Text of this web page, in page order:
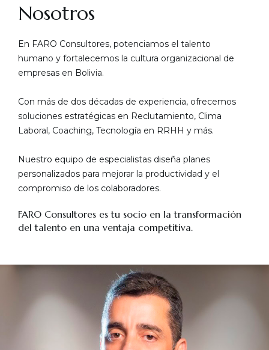
Nosotros
En FARO Consultores, potenciamos el talento
humano y fortalecemos la cultura organizacional de
empresas en Bolivia.
Con más de dos décadas de experiencia, ofrecemos
soluciones estratégicas en Reclutamiento, Clima
Laboral, Coaching, Tecnología en RRHH y más.
Nuestro equipo de especialistas diseña planes
personalizados para mejorar la productividad y el
compromiso de los colaboradores.
FARO Consultores es tu socio en la transformación
del talento en una ventaja competitiva.